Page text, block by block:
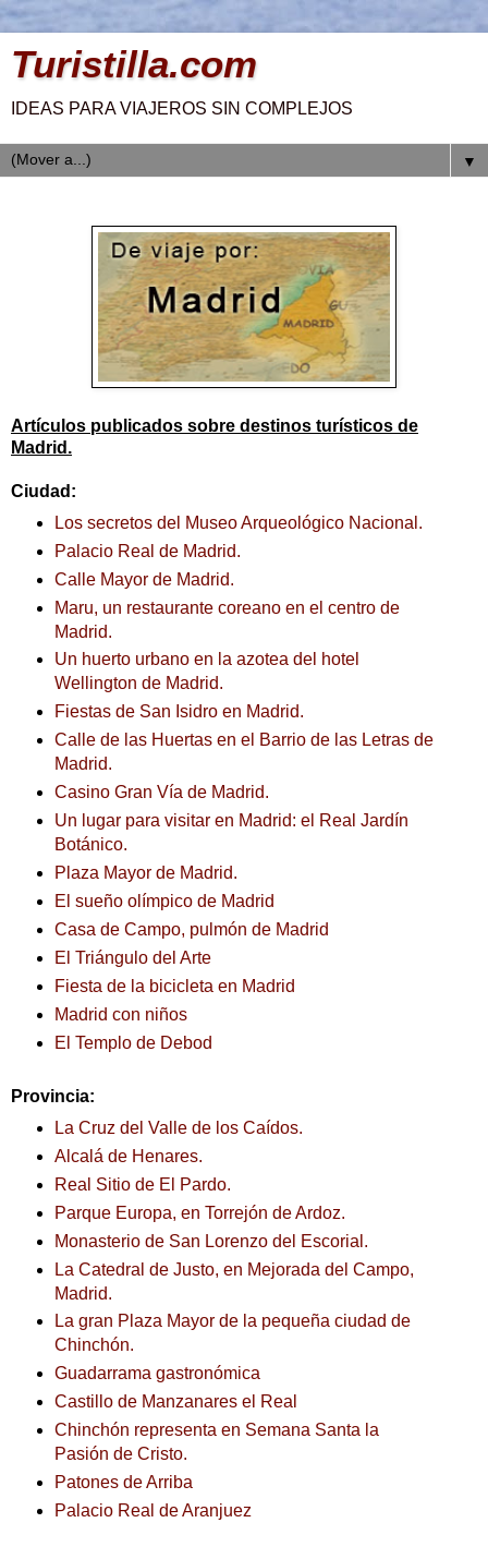
Turistilla.com
IDEAS PARA VIAJEROS SIN COMPLEJOS
▼
Artículos publicados sobre destinos turísticos de
Madrid.
Ciudad:
Los secretos del Museo Arqueológico Nacional.
Palacio Real de Madrid.
Calle Mayor de Madrid.
Maru, un restaurante coreano en el centro de
Madrid.
Un huerto urbano en la azotea del hotel
Wellington de Madrid.
Fiestas de San Isidro en Madrid.
Calle de las Huertas en el Barrio de las Letras de
Madrid.
Casino Gran Vía de Madrid.
Un lugar para visitar en Madrid: el Real Jardín
Botánico.
Plaza Mayor de Madrid.
El sueño olímpico de Madrid
Casa de Campo, pulmón de Madrid
El Triángulo del Arte
Fiesta de la bicicleta en Madrid
Madrid con niños
El Templo de Debod
Provincia:
La Cruz del Valle de los Caídos.
Alcalá de Henares.
Real Sitio de El Pardo.
Parque Europa, en Torrejón de Ardoz.
Monasterio de San Lorenzo del Escorial.
La Catedral de Justo, en Mejorada del Campo,
Madrid.
La gran Plaza Mayor de la pequeña ciudad de
Chinchón.
Guadarrama gastronómica
Castillo de Manzanares el Real
Chinchón representa en Semana Santa la
Pasión de Cristo.
Patones de Arriba
Palacio Real de Aranjuez